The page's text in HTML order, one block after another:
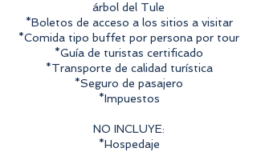
árbol del Tule
*Boletos de acceso a los sitios a visitar
*Comida tipo buffet por persona por tour
*Guía de turistas certificado
*Transporte de calidad turística
*Seguro de pasajero
*Impuestos
NO INCLUYE:
*Hospedaje